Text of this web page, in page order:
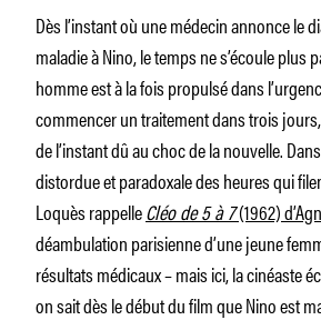
Dès l’instant où une médecin annonce le
maladie à Nino, le temps ne s’écoule plus
homme est à la fois propulsé dans
commencer un traitement dans trois
de l’instant dû au choc de la nouvelle.
distordue et paradoxale des heures qui
Loquès rappelleCléo de 5 à 7(1962)
déambulation parisienne d’une jeune
résultats médicaux – mais ici, la cinéaste
on sait dès le début du film que Nino est